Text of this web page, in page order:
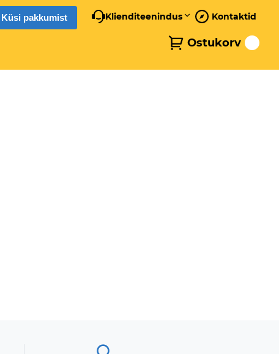
Küsi pakkumist Klienditeenindus Kontaktid
Ostukorv